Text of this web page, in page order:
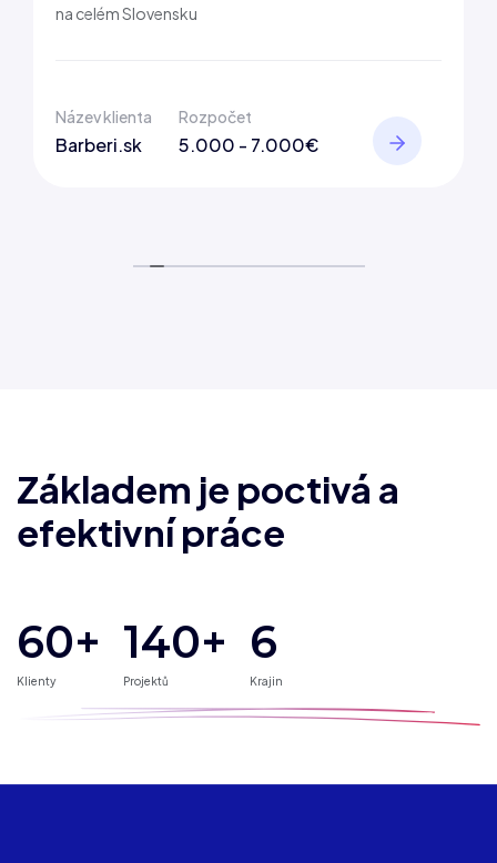
na celém Slovensku
Název klienta
Barberi.sk
Rozpočet
5.000 - 7.000€
Základem je poctivá a
efektivní práce
60+
Klienty
140+
Projektů
6
Krajin